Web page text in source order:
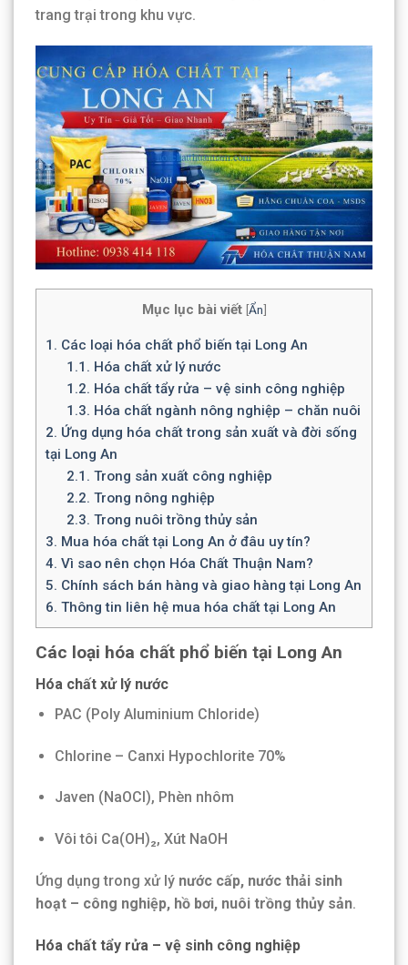
trang trại trong khu vực.
Mục lục bài viết [Ẩn]
1. Các loại hóa chất phổ biến tại Long An
1.1. Hóa chất xử lý nước
1.2. Hóa chất tẩy rửa – vệ sinh công nghiệp
1.3. Hóa chất ngành nông nghiệp – chăn nuôi
2. Ứng dụng hóa chất trong sản xuất và đời sống
tại Long An
2.1. Trong sản xuất công nghiệp
2.2. Trong nông nghiệp
2.3. Trong nuôi trồng thủy sản
3. Mua hóa chất tại Long An ở đâu uy tín?
4. Vì sao nên chọn Hóa Chất Thuận Nam?
5. Chính sách bán hàng và giao hàng tại Long An
6. Thông tin liên hệ mua hóa chất tại Long An
Các loại hóa chất phổ biến tại Long An
Hóa chất xử lý nước
PAC (Poly Aluminium Chloride)
Chlorine – Canxi Hypochlorite 70%
Javen (NaOCl), Phèn nhôm
Vôi tôi Ca(OH)₂, Xút NaOH
Ứng dụng trong xử lý nước cấp, nước thải sinh
hoạt – công nghiệp, hồ bơi, nuôi trồng thủy sản.
Hóa chất tẩy rửa – vệ sinh công nghiệp